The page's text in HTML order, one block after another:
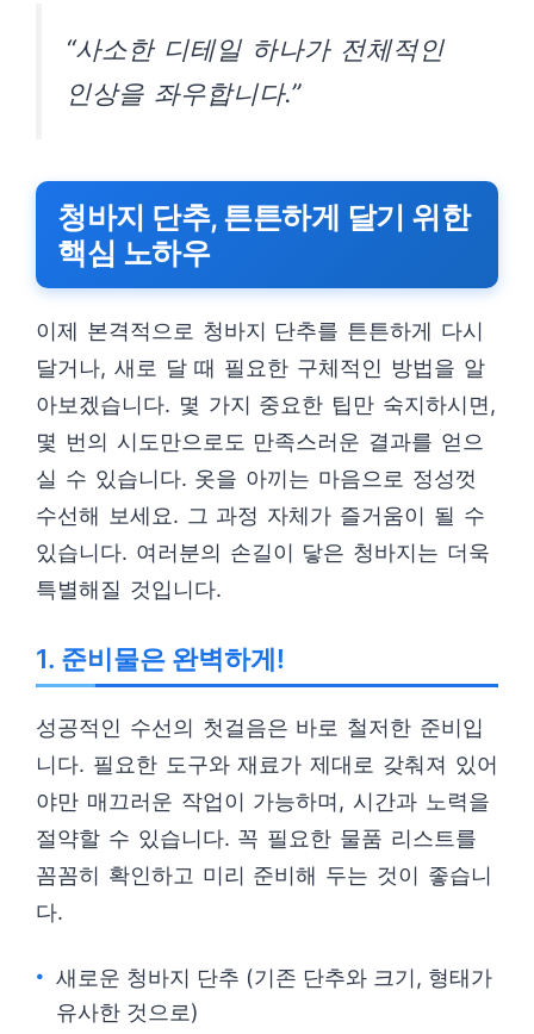
“사소한 디테일 하나가 전체적인
인상을 좌우합니다.”
청바지 단추, 튼튼하게 달기 위한
핵심 노하우
이제 본격적으로 청바지 단추를 튼튼하게 다시
달거나, 새로 달 때 필요한 구체적인 방법을 알
아보겠습니다. 몇 가지 중요한 팁만 숙지하시면,
몇 번의 시도만으로도 만족스러운 결과를 얻으
실 수 있습니다. 옷을 아끼는 마음으로 정성껏
수선해 보세요. 그 과정 자체가 즐거움이 될 수
있습니다. 여러분의 손길이 닿은 청바지는 더욱
특별해질 것입니다.
1. 준비물은 완벽하게!
성공적인 수선의 첫걸음은 바로 철저한 준비입
니다. 필요한 도구와 재료가 제대로 갖춰져 있어
야만 매끄러운 작업이 가능하며, 시간과 노력을
절약할 수 있습니다. 꼭 필요한 물품 리스트를
꼼꼼히 확인하고 미리 준비해 두는 것이 좋습니
다.
새로운 청바지 단추 (기존 단추와 크기, 형태가
유사한 것으로)